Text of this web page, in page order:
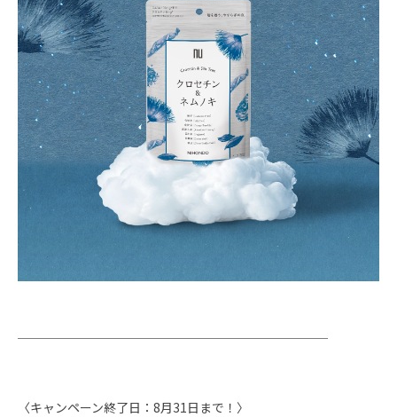
─────────────────────────
〈キャンペーン終了日：8月31日まで！〉